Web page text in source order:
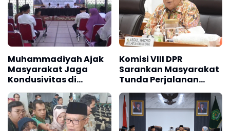
Muhammadiyah Ajak
Masyarakat Jaga
Kondusivitas di
Tengah Perbedaan
Awal Ramadan
Komisi VIII DPR
Sarankan Masyarakat
Tunda Perjalanan
Umrah Ramadan 2026